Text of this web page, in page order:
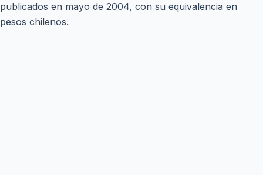
publicados en mayo de 2004, con su equivalencia en
pesos chilenos.